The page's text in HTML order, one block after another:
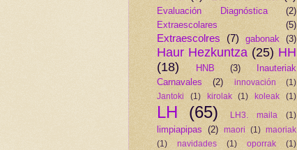
Evaluación Diagnóstica
(2)
Extraescolares
(5)
Extraescolres (7) gabonak (3)
Haur Hezkuntza (25) HH
(18)
HNB (3)
Inauteriak
Carnavales
(2) innovación
(1)
Jantoki
(1) kirolak (1) koleak (1)
LH (65) LH3. maila (1)
limpiapipas (2) maori (1) maoriak
(1)
navidades (1) oporrak (1)